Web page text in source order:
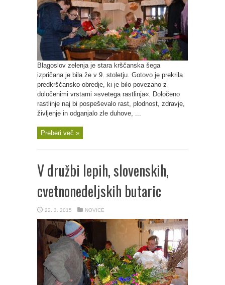
Blagoslov zelenja je stara krščanska šega
izpričana je bila že v 9. stoletju. Gotovo je prekrila
predkrščansko obredje, ki je bilo povezano z
določenimi vrstami »svetega rastlinja«. Določeno
rastlinje naj bi pospeševalo rast, plodnost, zdravje,
življenje in odganjalo zle duhove, ...
Preberi več »
V družbi lepih, slovenskih,
cvetnonedeljskih butaric
22. 3. 2015 NOVICE